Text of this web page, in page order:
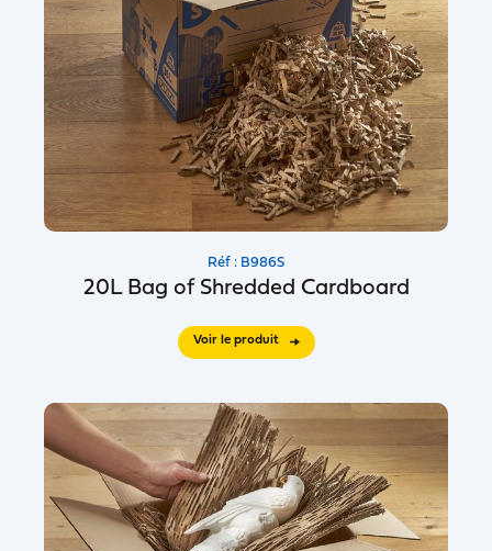
Réf : B986S
20L Bag of Shredded Cardboard
Voir le produit